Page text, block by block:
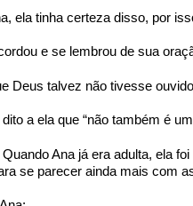
ela tinha certeza disso, por
e se lembrou de sua
Deus talvez não tivesse
a ela que “não também é
Ana já era adulta, ela
se parecer ainda mais com